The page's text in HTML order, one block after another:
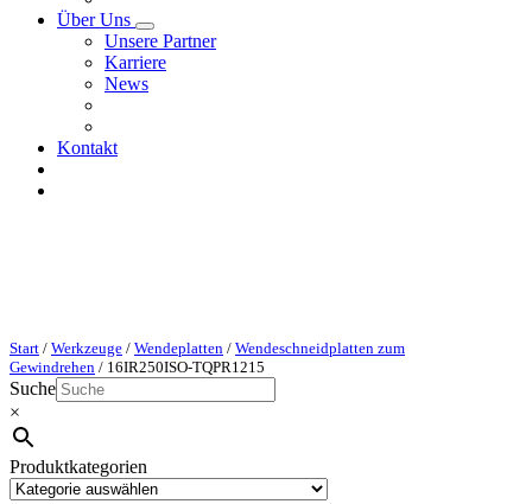
Über Uns
Unsere Partner
Karriere
News
Kontakt
Start / Werkzeuge / Wendeplatten / Wendeschneidplatten zum
Gewindrehen / 16IR250ISO-TQPR1215
Suche
×
Produktkategorien